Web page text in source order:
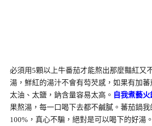
必須用5顆以上牛番茄才能熬出那麼豔紅又
湯，鮮紅的湯汁不會有芶芡感，如果有加
太油、太鹽，鈉含量容易太高。 自我煮藝火
果熬湯，每一口喝下去都不鹹膩。蕃茄鍋
100%，真心不騙，絕對是可以喝下的好湯。